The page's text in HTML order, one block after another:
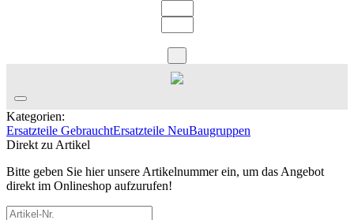
Kategorien:
Ersatzteile GebrauchtErsatzteile NeuBaugruppen
Direkt zu Artikel
Bitte geben Sie hier unsere Artikelnummer ein, um das Angebot
direkt im Onlineshop aufzurufen!